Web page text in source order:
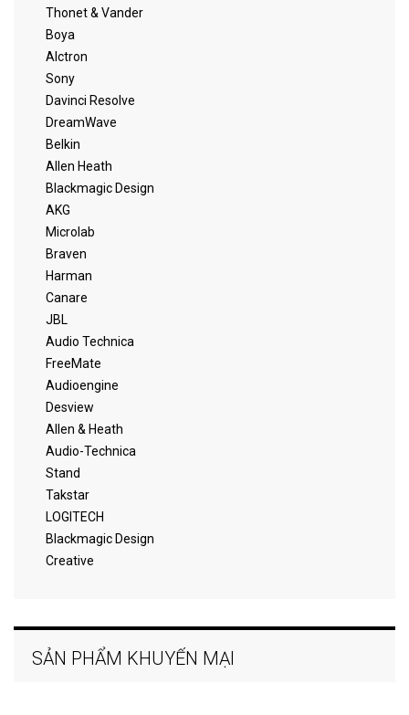
Thonet & Vander
Boya
Alctron
Sony
Davinci Resolve
DreamWave
Belkin
Allen Heath
Blackmagic Design
AKG
Microlab
Braven
Harman
Canare
JBL
Audio Technica
FreeMate
Audioengine
Desview
Allen & Heath
Audio-Technica
Stand
Takstar
LOGITECH
Blackmagic Design
Creative
SẢN PHẨM KHUYẾN MẠI